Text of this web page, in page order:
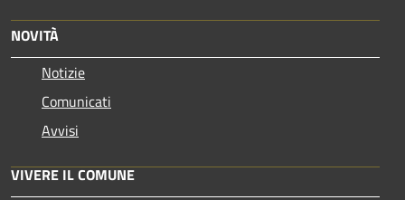
NOVITÀ
Notizie
Comunicati
Avvisi
VIVERE IL COMUNE